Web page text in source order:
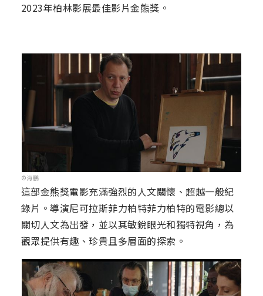
2023年柏林影展最佳影片金熊獎。
©海鵬
這部金熊獎電影充滿強烈的人文關懷、超越一般紀
錄片。導演尼可拉斯菲力柏特菲力柏特的電影總以
關切人文為出發，並以其敏銳眼光和獨特視角，為
觀眾提供有趣、珍貴且多層面的探索。